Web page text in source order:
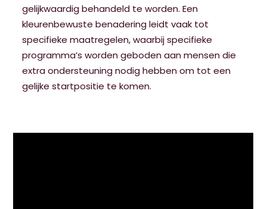
gelijkwaardig behandeld te worden. Een
kleurenbewuste benadering leidt vaak tot
specifieke maatregelen, waarbij specifieke
programma’s worden geboden aan mensen die
extra ondersteuning nodig hebben om tot een
gelijke startpositie te komen.